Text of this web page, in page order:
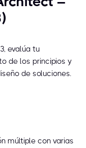
evalúa tu
de los principios y
de soluciones.
múltiple con varias